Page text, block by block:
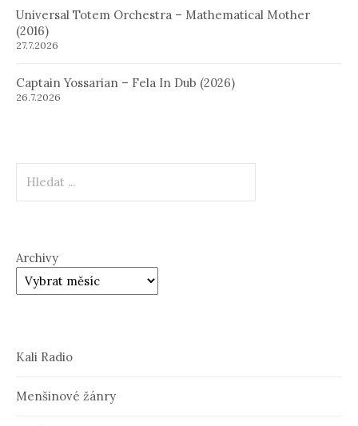
Universal Totem Orchestra – Mathematical Mother
(2016)
27.7.2026
Captain Yossarian – Fela In Dub (2026)
26.7.2026
Archivy
Kali Radio
Menšinové žánry